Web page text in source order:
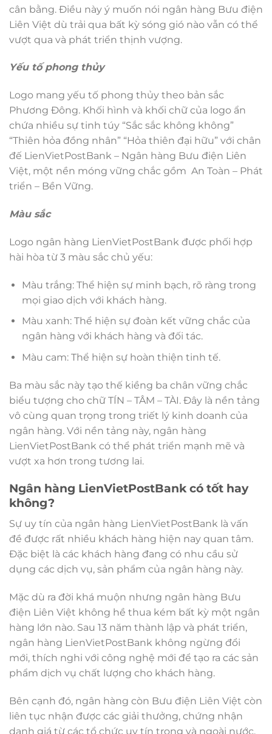
cân bằng. Điều này ý muốn nói ngân hàng Bưu điện
Liên Việt dù trải qua bất kỳ sóng gió nào vẫn có thể
vượt qua và phát triển thịnh vượng.
Yếu tố phong thủy
Logo mang yếu tố phong thủy theo bản sắc
Phương Đông. Khối hình và khối chữ của logo ẩn
chứa nhiều sự tinh túy “Sắc sắc không không”
“Thiên hỏa đồng nhân” “Hỏa thiên đại hữu” với chân
đế LienVietPostBank – Ngân hàng Bưu điện Liên
Việt, một nền móng vững chắc gồm An Toàn – Phát
triển – Bền Vững.
Màu sắc
Logo ngân hàng LienVietPostBank được phối hợp
hài hòa từ 3 màu sắc chủ yếu:
Màu trắng: Thể hiện sự minh bạch, rõ ràng trong
mọi giao dịch với khách hàng.
Màu xanh: Thể hiện sự đoàn kết vững chắc của
ngân hàng với khách hàng và đối tác.
Màu cam: Thể hiện sự hoàn thiện tinh tế.
Ba màu sắc này tạo thế kiềng ba chân vững chắc
biểu tượng cho chữ TÍN – TÂM – TÀI. Đây là nền tảng
vô cùng quan trọng trong triết lý kinh doanh của
ngân hàng. Với nền tảng này, ngân hàng
LienVietPostBank có thể phát triển mạnh mẽ và
vượt xa hơn trong tương lai.
Ngân hàng LienVietPostBank có tốt hay
không?
Sự uy tín của ngân hàng LienVietPostBank là vấn
đề được rất nhiều khách hàng hiện nay quan tâm.
Đặc biệt là các khách hàng đang có nhu cầu sử
dụng các dịch vụ, sản phẩm của ngân hàng này.
Mặc dù ra đời khá muộn nhưng ngân hàng Bưu
điện Liên Việt không hề thua kém bất kỳ một ngân
hàng lớn nào. Sau 13 năm thành lập và phát triển,
ngân hàng LienVietPostBank không ngừng đổi
mới, thích nghi với công nghệ mới để tạo ra các sản
phẩm dịch vụ chất lượng cho khách hàng.
Bên cạnh đó, ngân hàng còn Bưu điện Liên Việt còn
liên tục nhận được các giải thưởng, chứng nhận
danh giá từ các tổ chức uy tín trong và ngoài nước.